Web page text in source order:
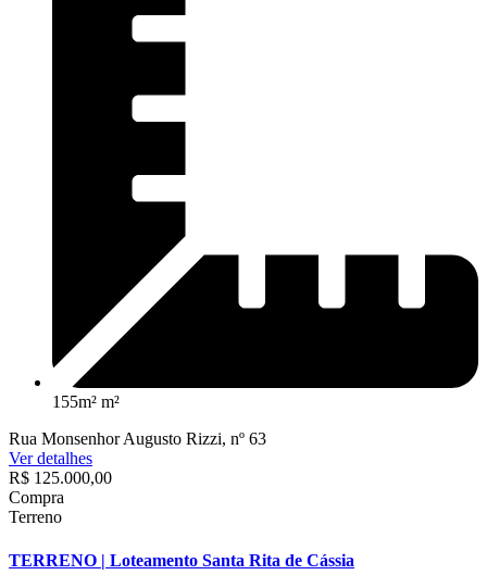
155m² m²
Rua Monsenhor Augusto Rizzi, nº 63
Ver detalhes
R$ 125.000,00
Compra
Terreno
TERRENO | Loteamento Santa Rita de Cássia